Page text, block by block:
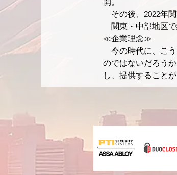
その後、2022年
関東・中部地区で
≪企業理念≫
今の時代に、こう
のではないだろう
し、提供することが